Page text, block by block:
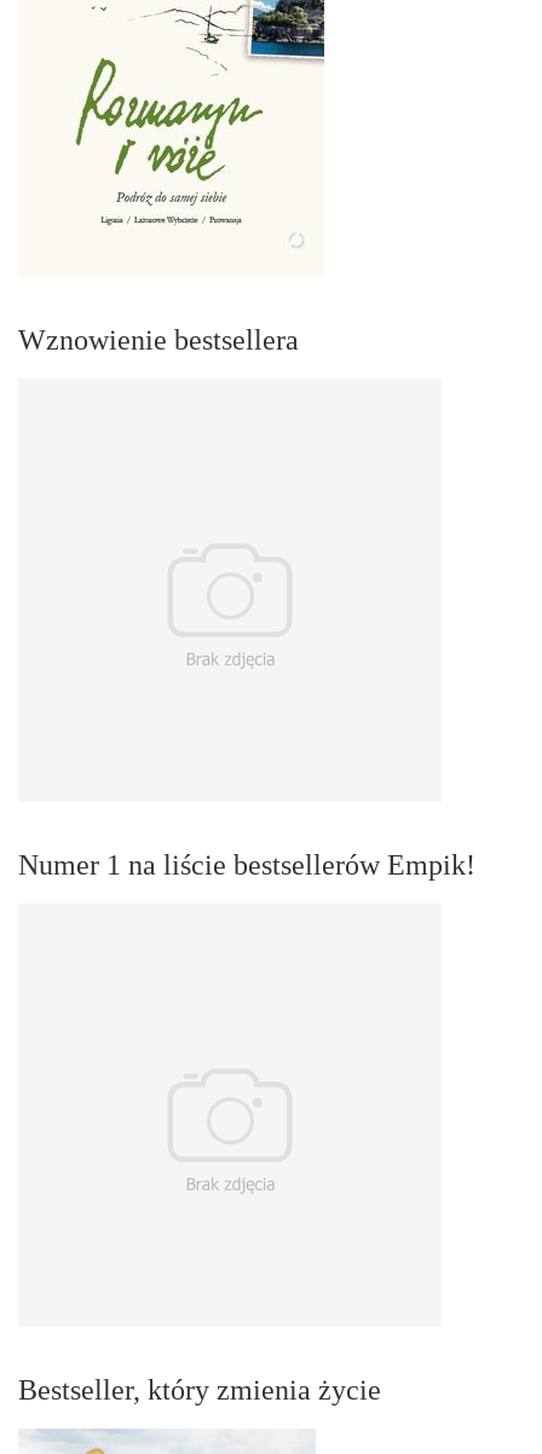
Wznowienie bestsellera
Numer 1 na liście bestsellerów Empik!
Bestseller, który zmienia życie